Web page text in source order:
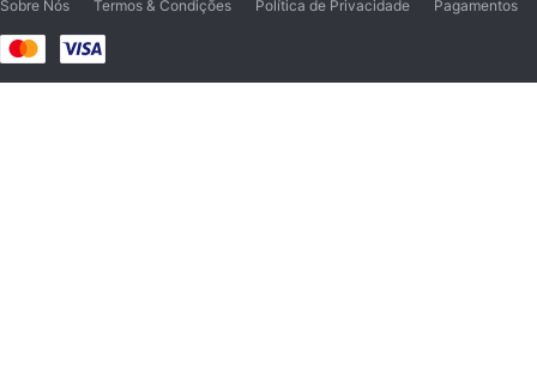
Sobre Nós Termos & Condições Política de Privacidade Pagamentos